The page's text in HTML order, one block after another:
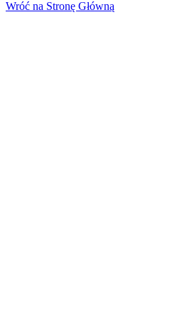
Wróć na Stronę Główną